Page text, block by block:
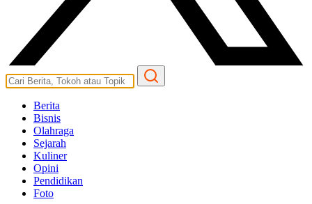
Berita
Bisnis
Olahraga
Sejarah
Kuliner
Opini
Pendidikan
Foto